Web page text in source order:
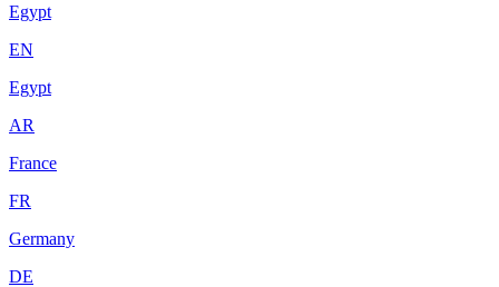
Egypt
EN
Egypt
AR
France
FR
Germany
DE